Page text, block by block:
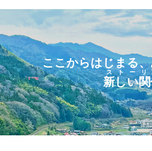
ここからはじまる
新しい
ストーリ